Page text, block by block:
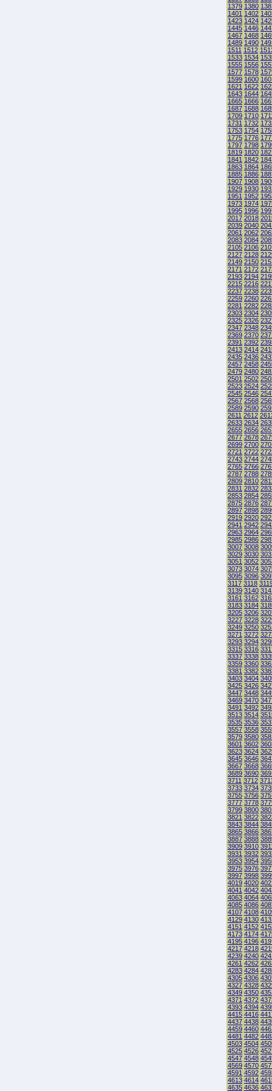
1379 1380
1401 1402
1423 1424
1445 1446
1467 1468
1489 1490
1511 1512
1533 1534
1555 1556
1577 1578
1599 1600
1621 1622
1643 1644
1665 1666
1687 1688
1709 1710
1731 1732
1753 1754
1775 1776
1797 1798
1819 1820
1841 1842
1863 1864
1885 1886
1907 1908
1929 1930
1951 1952
1973 1974
1995 1996
2017 2018
2039 2040
2061 2062
2083 2084
2105 2106
2127 2128
2149 2150
2171 2172
2193 2194
2215 2216
2237 2238
2259 2260
2281 2282
2303 2304
2325 2326
2347 2348
2369 2370
2391 2392
2413 2414
2435 2436
2457 2458
2479 2480
2501 2502
2523 2524
2545 2546
2567 2568
2589 2590
2611 2612
2633 2634
2655 2656
2677 2678
2699 2700
2721 2722
2743 2744
2765 2766
2787 2788
2809 2810
2831 2832
2853 2854
2875 2876
2897 2898
2919 2920
2941 2942
2963 2964
2985 2986
3007 3008
3029 3030
3051 3052
3073 3074
3095 3096
3117 3118
3139 3140
3161 3162
3183 3184
3205 3206
3227 3228
3249 3250
3271 3272
3293 3294
3315 3316
3337 3338
3359 3360
3381 3382
3403 3404
3425 3426
3447 3448
3469 3470
3491 3492
3513 3514
3535 3536
3557 3558
3579 3580
3601 3602
3623 3624
3645 3646
3667 3668
3689 3690
3711 3712
3733 3734
3755 3756
3777 3778
3799 3800
3821 3822
3843 3844
3865 3866
3887 3888
3909 3910
3931 3932
3953 3954
3975 3976
3997 3998
4019 4020
4041 4042
4063 4064
4085 4086
4107 4108
4129 4130
4151 4152
4173 4174
4195 4196
4217 4218
4239 4240
4261 4262
4283 4284
4305 4306
4327 4328
4349 4350
4371 4372
4393 4394
4415 4416
4437 4438
4459 4460
4481 4482
4503 4504
4525 4526
4547 4548
4569 4570
4591 4592
4613 4614
4635 4636